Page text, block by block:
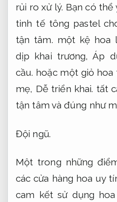
rủi ro xử lý. Bạn có thể
tinh tế tông pastel
tận tâm. một kệ hoa
dịp khai trương,Áp
cầu. hoặc một giỏ hoa
mẹ, Dễ triển khai. tất
tận tâm và đúng như
Đội ngũ.
Một trong những
các cửa hàng hoa uy
cam kết sử dụng